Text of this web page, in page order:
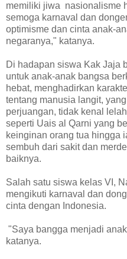
memiliki jiwa nasionalisme
semoga karnaval dan
optimisme dan cinta anak-
negaranya," katanya.
Di hadapan siswa Kak Jaja
untuk anak-anak bangsa
hebat, menghadirkan
tentang manusia langit,
perjuangan, tidak kenal
seperti Uais al Qarni yang
keinginan orang tua hingga
sembuh dari sakit dan
baiknya.
Salah satu siswa kelas VI,
mengikuti karnaval dan
cinta dengan Indonesia.
"Saya bangga menjadi
katanya.